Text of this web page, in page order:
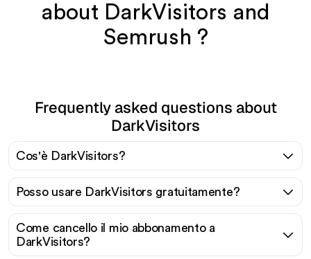
about DarkVisitors and
Semrush ?
Frequently asked questions about
DarkVisitors
Cos'è DarkVisitors?
Posso usare DarkVisitors gratuitamente?
Come cancello il mio abbonamento a
DarkVisitors?